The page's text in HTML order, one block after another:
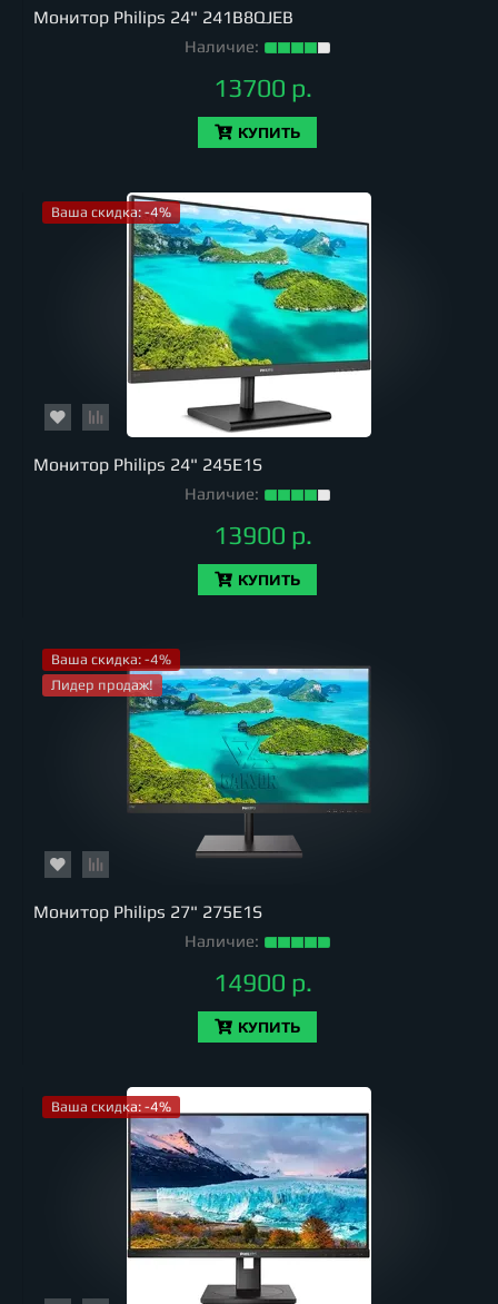
Монитор Philips 24" 241B8QJEB
Наличие:
13700 р.
КУПИТЬ
Ваша скидка: -4%
Монитор Philips 24" 245E1S
Наличие:
13900 р.
КУПИТЬ
Ваша скидка: -4%
Лидер продаж!
Монитор Philips 27" 275E1S
Наличие:
14900 р.
КУПИТЬ
Ваша скидка: -4%